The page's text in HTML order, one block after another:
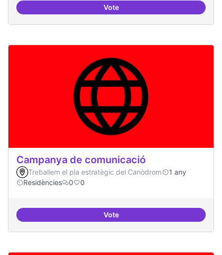
VoteBeques de recerca per
Campanya de comunicació
Treballem el pla estratègic del Canòdrom
1 any
Residències
0 0
VoteCampanya de comunicació